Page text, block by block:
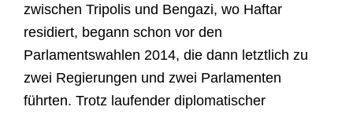
zwischen Tripolis und Bengazi, wo Haftar
residiert, begann schon vor den
Parlamentswahlen 2014, die dann letztlich zu
zwei Regierungen und zwei Parlamenten
führten. Trotz laufender diplomatischer